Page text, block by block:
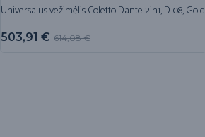
Universalus vežimėlis Coletto Dante 2in1, D-08, Gold
614,08€
503,91 €